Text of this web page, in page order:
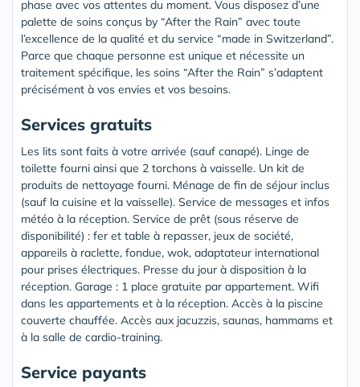
phase avec vos attentes du moment. Vous disposez d’une
palette de soins conçus by “After the Rain” avec toute
l’excellence de la qualité et du service “made in Switzerland”.
Parce que chaque personne est unique et nécessite un
traitement spécifique, les soins “After the Rain” s’adaptent
précisément à vos envies et vos besoins.
Services gratuits
Les lits sont faits à votre arrivée (sauf canapé). Linge de
toilette fourni ainsi que 2 torchons à vaisselle. Un kit de
produits de nettoyage fourni. Ménage de fin de séjour inclus
(sauf la cuisine et la vaisselle). Service de messages et infos
météo à la réception. Service de prêt (sous réserve de
disponibilité) : fer et table à repasser, jeux de société,
appareils à raclette, fondue, wok, adaptateur international
pour prises électriques. Presse du jour à disposition à la
réception. Garage : 1 place gratuite par appartement. Wifi
dans les appartements et à la réception. Accès à la piscine
couverte chauffée. Accès aux jacuzzis, saunas, hammams et
à la salle de cardio-training.
Service payants